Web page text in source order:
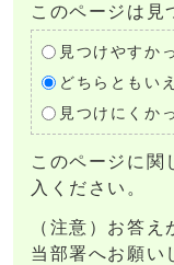
このページは見
見つけやすか
どちらともい
見つけにくか
このページに関
入ください。
（注意）お答
当部署へお願い